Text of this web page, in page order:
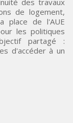
des travaux
de logement,
place de l'AUE
les politiques
partagé :
d'accéder à un